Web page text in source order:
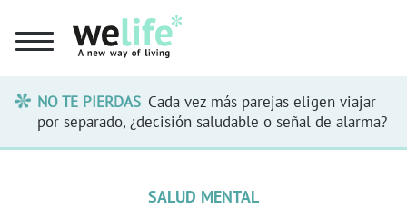
NO TE PIERDAS Cada vez más parejas eligen viajar
por separado, ¿decisión saludable o señal de alarma?
SALUD MENTAL